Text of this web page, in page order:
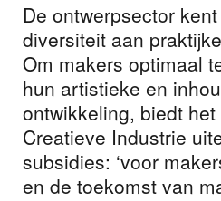
De ontwerpsector
diversiteit aan
Om makers optimaal
hun artistieke en
ontwikkeling, biedt
Creatieve Industrie
subsidies: ‘voor
en de toekomst van